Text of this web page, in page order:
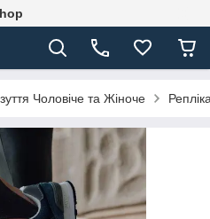
Чоловіче та Жіноче